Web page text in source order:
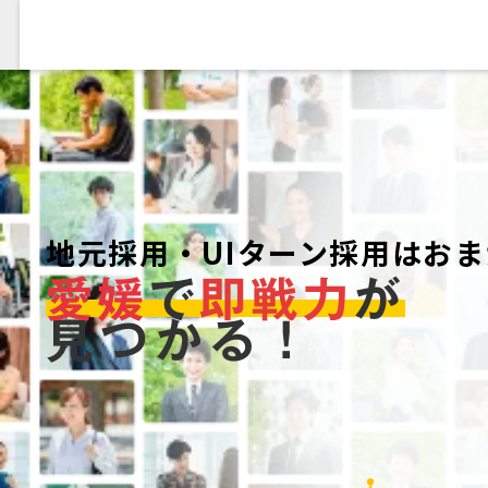
地元採用・UIターン採用はお
愛媛で即戦力が
見つかる！